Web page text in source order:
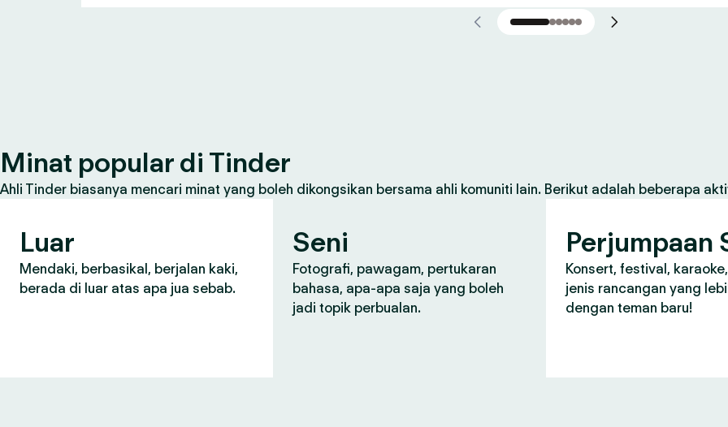
Minat popular di Tinder
Ahli Tinder biasanya mencari minat yang boleh dikongsikan bersama ahli komuniti lain. Berikut adalah beberapa
Luar
Mendaki, berbasikal, berjalan kaki,
berada di luar atas apa jua sebab.
Seni
Fotografi, pawagam, pertukaran
bahasa, apa-apa saja yang boleh
jadi topik perbualan.
Perjumpaan
Konsert, festival,
jenis rancangan yang
dengan teman baru!